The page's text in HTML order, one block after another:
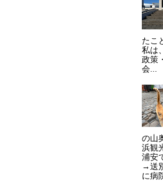
たこ
私は
政策
会...
の山
浜観
浦安
→送
に病